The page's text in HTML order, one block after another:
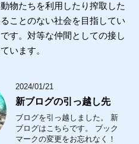
物たちを利用したり搾取した
ことのない社会を目指してい
す。対等な仲間としての接し
います。
2024/01/21
新ブログの引っ越し先
ブログを引っ越しました。 新
ブログはこちらです。 ブック
マークの変更をお忘れなく！